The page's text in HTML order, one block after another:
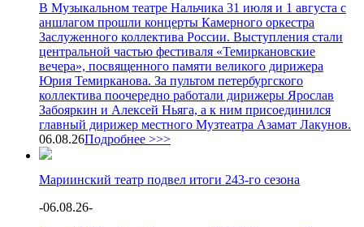
В Музыкальном театре Нальчика 31 июля и 1 августа с
аншлагом прошли концерты Камерного оркестра
Заслуженного коллектива России. Выступления стали
центральной частью фестиваля «Темиркановские
вечера», посвященного памяти великого дирижера
Юрия Темирканова. За пультом петербургского
коллектива поочередно работали дирижеры Ярослав
Забояркин и Алексей Ньяга, а к ним присоединился
главный дирижер местного Музтеатра Азамат Лакунов.
06.08.26Подробнее >>>
Мариинский театр подвел итоги 243-го сезона
-06.08.26-